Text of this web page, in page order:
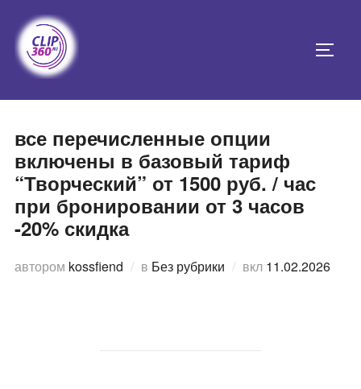
Перейти
содержимому
все перечисленные опции
включены в базовый тариф
“Творческий” от 1500 руб. / час
при бронировании от 3 часов
-20% скидка
автором kossfiend в Без рубрики вкл Опубликовано
11.02.2026